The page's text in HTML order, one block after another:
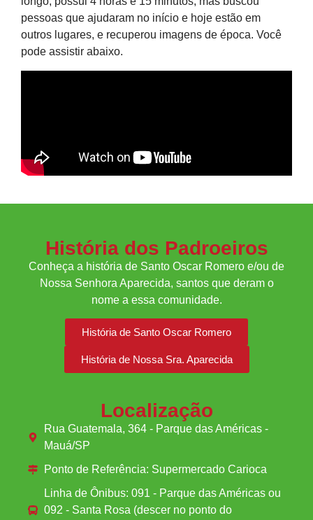
pessoas que ajudaram no início e hoje estão em
outros lugares, e recuperou imagens de época. Você
pode assistir abaixo.
História dos Padroeiros
Conheça a história de Santo Oscar Romero e/ou de
Nossa Senhora Aparecida, santos que deram o
nome a essa comunidade.
História de Santo Oscar Romero
História de Nossa Sra. Aparecida
Localização
Rua Guatemala, 364 - Parque das Américas -
Mauá/SP
Ponto de Referência: Supermercado Carioca
Linha de Ônibus: 091 - Parque das Américas ou
092 - Santa Rosa (descer no ponto do